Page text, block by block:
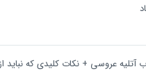
آتلیه عروسی + نکات کلیدی که